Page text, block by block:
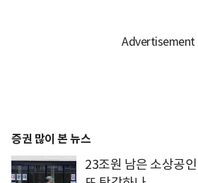
증권 많이 본 뉴스
23조원 남은 소상공